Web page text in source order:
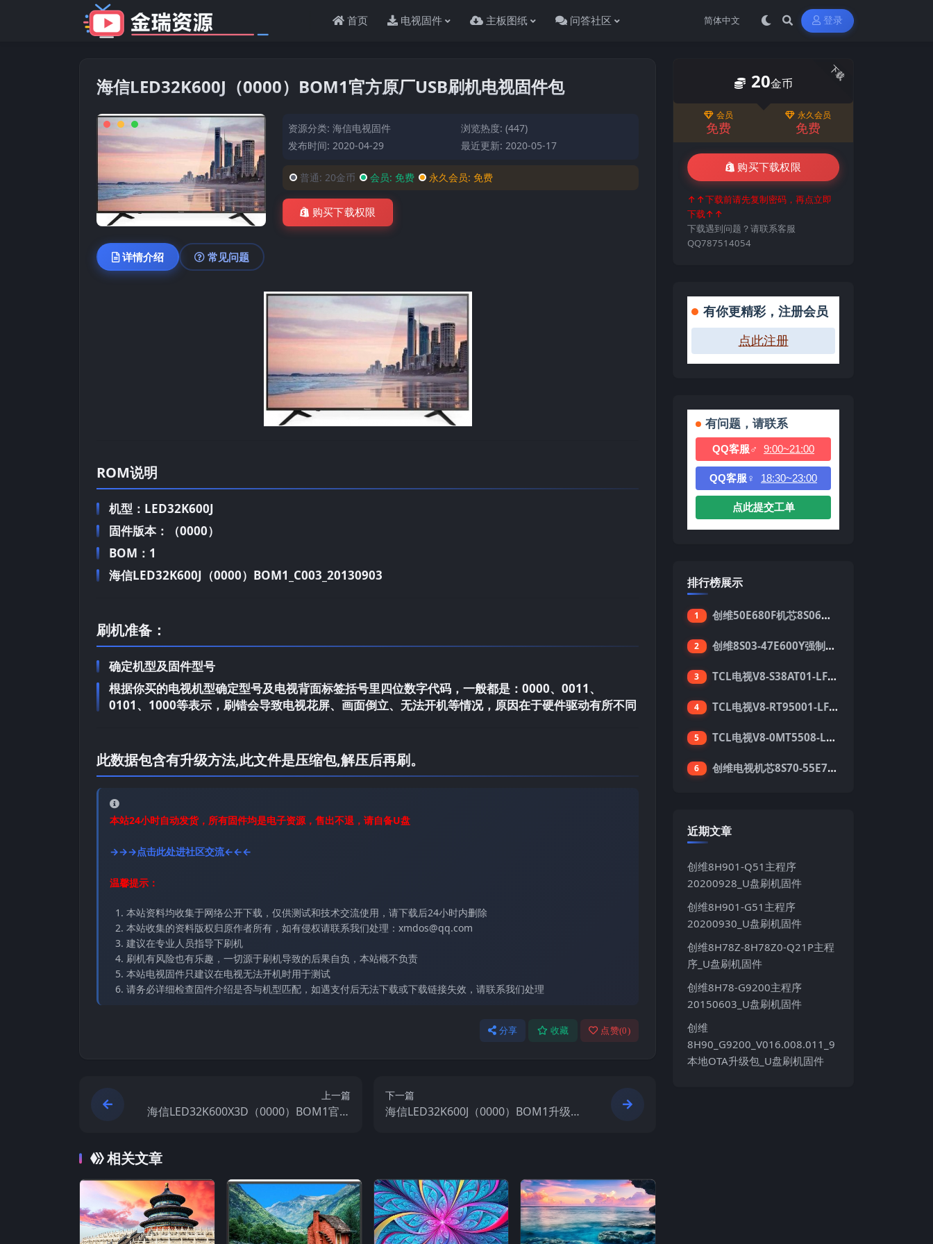
首页 电视固件 主板图纸 问答社区 登录
海信LED32K600J（0000）BOM1官方原厂USB刷机电视固件包
资源分类:海信电视固件
浏览热度: (447)
发布时间: 2020-04-29
最近更新: 2020-05-17
普通: 20金币 会员: 免费 永久会员:免费
购买下载权限
详情介绍 常见问题
ROM说明
机型：LED32K600J
固件版本：（0000）
BOM：1
海信LED32K600J（0000）BOM1_C003_20130903
刷机准备：
确定机型及固件型号
根据你买的电视机型确定型号及电视背面标签括号里四位数字代码，一般都是：0000、0011、
0101、1000等表示，刷错会导致电视花屏、画面倒立、无法开机等情况，原因在于硬件驱动有所不同
此数据包含有升级方法,此文件是压缩包,解压后再刷。
本站24小时自动发货，所有固件均是电子资源，售出不退，请自备U盘
→→→点击此处进社区交流←←←
温馨提示：
本站资料均收集于网络公开下载，仅供测试和技术交流使用，请下载后24小时内删除
本站收集的资料版权归原作者所有，如有侵权请联系我们处理：xmdos@qq.com
建议在专业人员指导下刷机
刷机有风险也有乐趣，一切源于刷机导致的后果自负，本站概不负责
本站电视固件只建议在电视无法开机时用于测试
请务必详细检查固件介绍是否与机型匹配，如遇支付后无法下载或下载链接失效，请联系我们处理
分享 收藏 点赞(0)
上一篇
海信LED32K600X3D（0000）BOM1官方
下一篇
海信LED32K600J（0000）BOM1升级官
相关文章
下载
20金币
会员
免费
永久会员
免费
购买下载权限
↑↑下载前请先复制密码，再点立即
下载↑↑
下载遇到问题？请联系客服
QQ787514054
有你更精彩，注册会员
点此注册
有问题，请联系
QQ客服♂ 9:00~21:00
QQ客服♀ 18:30~23:00
点此提交工单
排行榜展示
1 创维50E680F机芯8S06强制升级刷机包
2 创维8S03-47E600Y强制升级软件刷机电视固件包
3 TCL电视V8-S38AT01-LF1V123版本强刷电视固件包下载
4 TCL电视V8-RT95001-LF1V215版本强刷电视固件包下载
5 TCL电视V8-0MT5508-LF1V362版本强刷电视固件包下载
6 创维电视机芯8S70-55E710S系列酷开5.05刷机固件
近期文章
创维8H901-Q51主程序
20200928_U盘刷机固件
创维8H901-G51主程序
20200930_U盘刷机固件
创维8H78Z-8H78Z0-Q21P主程
序_U盘刷机固件
创维8H78-G9200主程序
20150603_U盘刷机固件
创维
8H90_G9200_V016.008.011_9
本地OTA升级包_U盘刷机固件